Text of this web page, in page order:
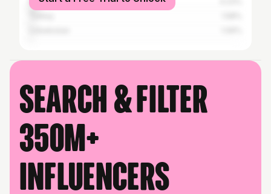
Search & filter
350M+
influencers